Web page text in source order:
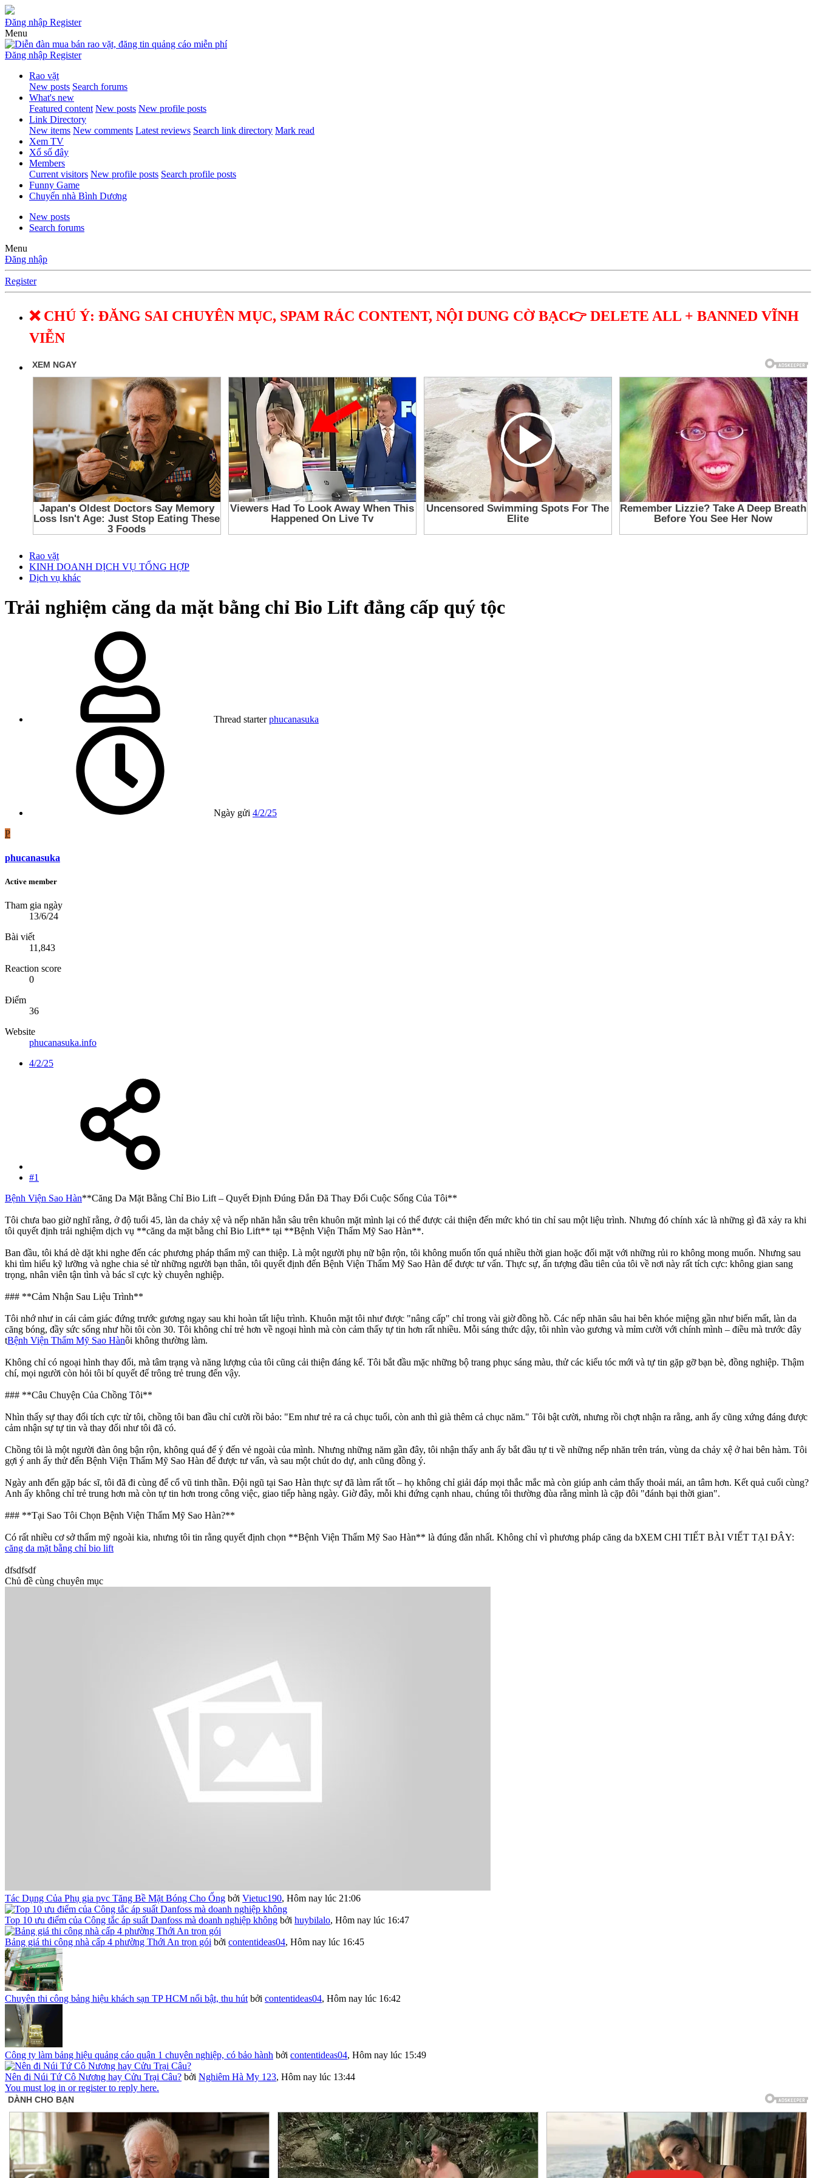
Đăng nhập Register
Menu
Đăng nhập Register
Rao vặt
New posts Search forums
What's new
Featured content New posts New profile posts
Link Directory
New items New comments Latest reviews Search link directory Mark read
Xem TV
Xổ số đây
Members
Current visitors New profile posts Search profile posts
Funny Game
Chuyển nhà Bình Dương
New posts
Search forums
Menu
Đăng nhập
Register
❌ CHÚ Ý: ĐĂNG SAI CHUYÊN MỤC, SPAM RÁC CONTENT, NỘI DUNG CỜ BẠC👉 DELETE ALL + BANNED VĨNH
VIỄN
Rao vặt
KINH DOANH DỊCH VỤ TỔNG HỢP
Dịch vụ khác
Trải nghiệm căng da mặt bằng chỉ Bio Lift đẳng cấp quý tộc
Thread starter phucanasuka
Ngày gửi 4/2/25
P
phucanasuka
Active member
Tham gia ngày
13/6/24
Bài viết
11,843
Reaction score
0
Điểm
36
Website
phucanasuka.info
4/2/25
#1
Bệnh Viện Sao Hàn**Căng Da Mặt Bằng Chỉ Bio Lift – Quyết Định Đúng Đắn Đã Thay Đổi Cuộc Sống Của Tôi**
Tôi chưa bao giờ nghĩ rằng, ở độ tuổi 45, làn da chảy xệ và nếp nhăn hằn sâu trên khuôn mặt mình lại có thể được cải thiện đến mức khó tin chỉ sau một liệu trình. Nhưng đó chính xác là những gì đã xảy ra khi
tôi quyết định trải nghiệm dịch vụ **căng da mặt bằng chỉ Bio Lift** tại **Bệnh Viện Thẩm Mỹ Sao Hàn**.
Ban đầu, tôi khá dè dặt khi nghe đến các phương pháp thẩm mỹ can thiệp. Là một người phụ nữ bận rộn, tôi không muốn tốn quá nhiều thời gian hoặc đối mặt với những rủi ro không mong muốn. Nhưng sau
khi tìm hiểu kỹ lưỡng và nghe chia sẻ từ những người bạn thân, tôi quyết định đến Bệnh Viện Thẩm Mỹ Sao Hàn để được tư vấn. Thực sự, ấn tượng đầu tiên của tôi về nơi này rất tích cực: không gian sang
trọng, nhân viên tận tình và bác sĩ cực kỳ chuyên nghiệp.
### **Cảm Nhận Sau Liệu Trình**
Tôi nhớ như in cái cảm giác đứng trước gương ngay sau khi hoàn tất liệu trình. Khuôn mặt tôi như được "nâng cấp" chỉ trong vài giờ đồng hồ. Các nếp nhăn sâu hai bên khóe miệng gần như biến mất, làn da
căng bóng, đầy sức sống như hồi tôi còn 30. Tôi không chỉ trẻ hơn về ngoại hình mà còn cảm thấy tự tin hơn rất nhiều. Mỗi sáng thức dậy, tôi nhìn vào gương và mỉm cười với chính mình – điều mà trước đây
tBệnh Viện Thẩm Mỹ Sao Hànôi không thường làm.
Không chỉ có ngoại hình thay đổi, mà tâm trạng và năng lượng của tôi cũng cải thiện đáng kể. Tôi bắt đầu mặc những bộ trang phục sáng màu, thử các kiểu tóc mới và tự tin gặp gỡ bạn bè, đồng nghiệp. Thậm
chí, mọi người còn hỏi tôi bí quyết để trông trẻ trung đến vậy.
### **Câu Chuyện Của Chồng Tôi**
Nhìn thấy sự thay đổi tích cực từ tôi, chồng tôi ban đầu chỉ cười rồi bảo: "Em như trẻ ra cả chục tuổi, còn anh thì già thêm cả chục năm." Tôi bật cười, nhưng rồi chợt nhận ra rằng, anh ấy cũng xứng đáng được
cảm nhận sự tự tin và thay đổi như tôi đã có.
Chồng tôi là một người đàn ông bận rộn, không quá để ý đến vẻ ngoài của mình. Nhưng những năm gần đây, tôi nhận thấy anh ấy bắt đầu tự ti về những nếp nhăn trên trán, vùng da chảy xệ ở hai bên hàm. Tôi
gợi ý anh ấy thử đến Bệnh Viện Thẩm Mỹ Sao Hàn để được tư vấn, và sau một chút do dự, anh cũng đồng ý.
Ngày anh đến gặp bác sĩ, tôi đã đi cùng để cổ vũ tinh thần. Đội ngũ tại Sao Hàn thực sự đã làm rất tốt – họ không chỉ giải đáp mọi thắc mắc mà còn giúp anh cảm thấy thoải mái, an tâm hơn. Kết quả cuối cùng?
Anh ấy không chỉ trẻ trung hơn mà còn tự tin hơn trong công việc, giao tiếp hàng ngày. Giờ đây, mỗi khi đứng cạnh nhau, chúng tôi thường đùa rằng mình là cặp đôi "đánh bại thời gian".
### **Tại Sao Tôi Chọn Bệnh Viện Thẩm Mỹ Sao Hàn?**
Có rất nhiều cơ sở thẩm mỹ ngoài kia, nhưng tôi tin rằng quyết định chọn **Bệnh Viện Thẩm Mỹ Sao Hàn** là đúng đắn nhất. Không chỉ vì phương pháp căng da bXEM CHI TIẾT BÀI VIẾT TẠI ĐÂY:
căng da mặt bằng chỉ bio lift
dfsdfsdf
Chủ đề cùng chuyên mục
Tác Dụng Của Phụ gia pvc Tăng Bề Mặt Bóng Cho Ống bởi Vietuc190, Hôm nay lúc 21:06
Top 10 ưu điểm của Công tắc áp suất Danfoss mà doanh nghiệp không bởi huybilalo, Hôm nay lúc 16:47
Bảng giá thi công nhà cấp 4 phường Thới An trọn gói bởi contentideas04, Hôm nay lúc 16:45
Chuyên thi công bảng hiệu khách sạn TP HCM nổi bật, thu hút bởi contentideas04, Hôm nay lúc 16:42
Công ty làm bảng hiệu quảng cáo quận 1 chuyên nghiệp, có bảo hành bởi contentideas04, Hôm nay lúc 15:49
Nên đi Núi Tứ Cô Nương hay Cửu Trại Câu? bởi Nghiêm Hà My 123, Hôm nay lúc 13:44
You must log in or register to reply here.